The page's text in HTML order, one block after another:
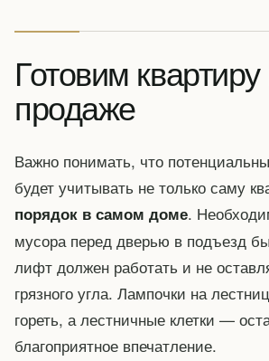
Готовим квартиру
продаже
Важно понимать, что
будет учитывать не только саму
порядок в самом доме.
мусора перед дверью в подъезд
лифт должен работать и не
грязного угла. Лампочки на
гореть, а лестничные клетки —
благоприятное впечатление.